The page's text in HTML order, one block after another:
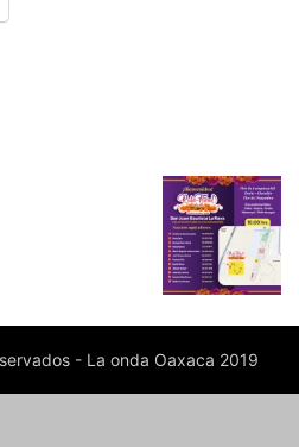
- La onda Oaxaca 2019